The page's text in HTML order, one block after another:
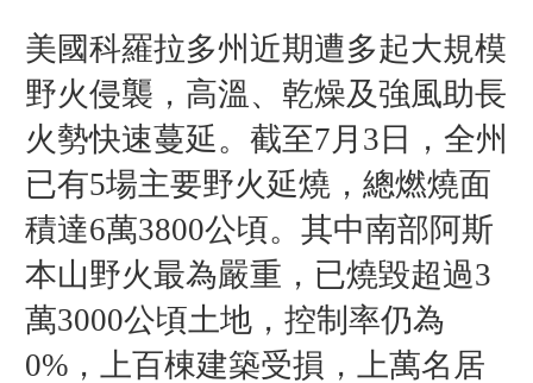
美國科羅拉多州近期遭多起大規模
野火侵襲，高溫、乾燥及強風助長
火勢快速蔓延。截至7月3日，全州
已有5場主要野火延燒，總燃燒面
積達6萬3800公頃。其中南部阿斯
本山野火最為嚴重，已燒毀超過3
萬3000公頃土地，控制率仍為
0%，上百棟建築受損，上萬名居